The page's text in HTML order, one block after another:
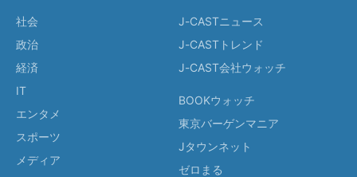
社会
政治
経済
IT
エンタメ
スポーツ
メディア
J-CASTニュース
J-CASTトレンド
J-CAST会社ウォッチ
BOOKウォッチ
東京バーゲンマニア
Jタウンネット
ゼロまる